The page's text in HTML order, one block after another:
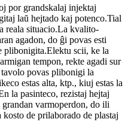
por grandskalaj injektaj
laŭ hejtado kaj potenco.Tial
reala situacio.La kvalito-
agadon, do ĝi povas esti
plibonigita.Elektu scii, ke la
tempon, rekte agadi sur
povas plibonigi la
estas alta, ktp., kiuj estas la
la pasinteco, rezistaj hejtaj
varmoperdon, do ili
de prilaborado de plastaj